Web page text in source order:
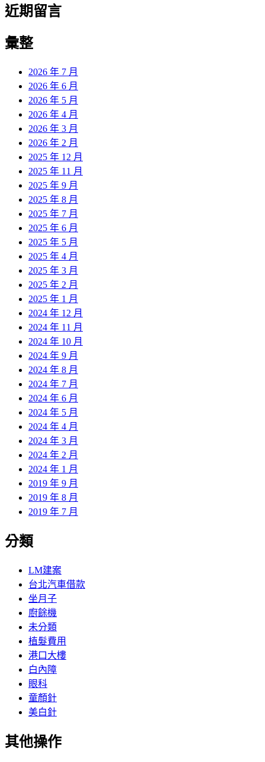
近期留言
彙整
2026 年 7 月
2026 年 6 月
2026 年 5 月
2026 年 4 月
2026 年 3 月
2026 年 2 月
2025 年 12 月
2025 年 11 月
2025 年 9 月
2025 年 8 月
2025 年 7 月
2025 年 6 月
2025 年 5 月
2025 年 4 月
2025 年 3 月
2025 年 2 月
2025 年 1 月
2024 年 12 月
2024 年 11 月
2024 年 10 月
2024 年 9 月
2024 年 8 月
2024 年 7 月
2024 年 6 月
2024 年 5 月
2024 年 4 月
2024 年 3 月
2024 年 2 月
2024 年 1 月
2019 年 9 月
2019 年 8 月
2019 年 7 月
分類
LM建案
台北汽車借款
坐月子
廚餘機
未分類
植髮費用
港口大樓
白內障
眼科
童顏針
美白針
其他操作